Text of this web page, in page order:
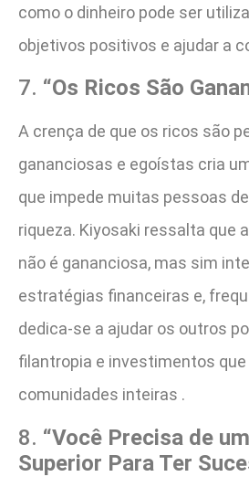
como o dinheiro pode ser
objetivos positivos e ajudar a
7. “Os Ricos São
A crença de que os ricos são
gananciosas e egoístas cria
que impede muitas pessoas
riqueza. Kiyosaki ressalta que
não é gananciosa, mas sim
estratégias financeiras e,
dedica-se a ajudar os outros
filantropia e investimentos
comunidades inteiras .
8. “Você Precisa de
Superior Para Ter